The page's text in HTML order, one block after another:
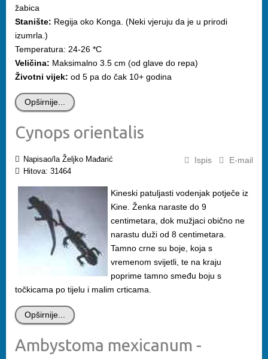
žabica
Stanište: Regija oko Konga. (Neki vjeruju da je u prirodi
izumrla.)
Temperatura: 24-26 *C
Veličina: Maksimalno 3.5 cm (od glave do repa)
Životni vijek: od 5 pa do čak 10+ godina
Opširnije...
Cynops orientalis
Ispis E-mail
Napisao/la Željko Mađarić
Hitova: 31464
Kineski patuljasti vodenjak potječe iz
Kine. Ženka naraste do 9
centimetara, dok mužjaci obično ne
narastu duži od 8 centimetara.
Tamno crne su boje, koja s
vremenom svijetli, te na kraju
poprime tamno smeđu boju s
točkicama po tijelu i malim crticama.
Opširnije...
Ambystoma mexicanum -